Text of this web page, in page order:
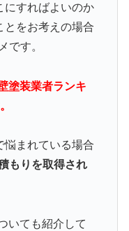
にすればよいのか
とをお考えの場合
です。
塗装業者ランキ
悩まれている場合
もりを取得され
いても紹介して